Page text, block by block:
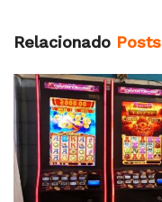
Relacionado Posts